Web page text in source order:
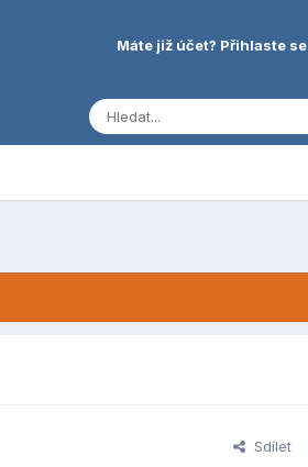
Máte již účet? Přihlaste se
Sdílet